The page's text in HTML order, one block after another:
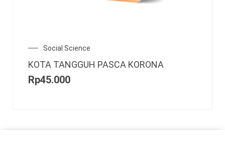
Social Science
KOTA TANGGUH PASCA KORONA
Rp45.000